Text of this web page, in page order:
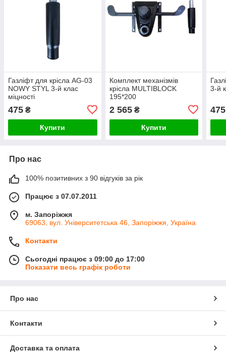
Газліфт для крісла AG-03
NOWY STYL 3-й клас
міцності
475 ₴
Купити
Комплект механізмів
крісла MULTIBLOCK
195*200
2 565₴
Купити
3-й
475
Про нас
100% позитивних з 90 відгуків за рік
Працює з 07.07.2011
м. Запоріжжя
69063, вул. Університетська 46, Запоріжжя, Україна
Контакти
Сьогодні працює з 09:00 до 17:00
Показати весь графік роботи
Про нас
Контакти
Доставка та оплата